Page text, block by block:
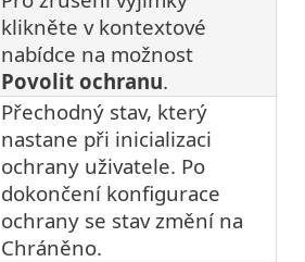
klikněte v kontextové
nabídce na možnost
Povolit ochranu.
Přechodný stav, který
nastane při inicializaci
ochrany uživatele. Po
dokončení konfigurace
ochrany se stav změní na
Chráněno.